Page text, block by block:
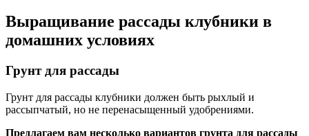
Выращивание рассады клубники в
домашних условиях
Грунт для рассады
Грунт для рассады клубники должен быть рыхлый и
рассыпчатый, но не перенасыщенный удобрениями.
Предлагаем вам несколько вариантов грунта для рассады